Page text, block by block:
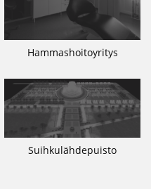
Hammashoitoyritys
Suihkulähdepuisto